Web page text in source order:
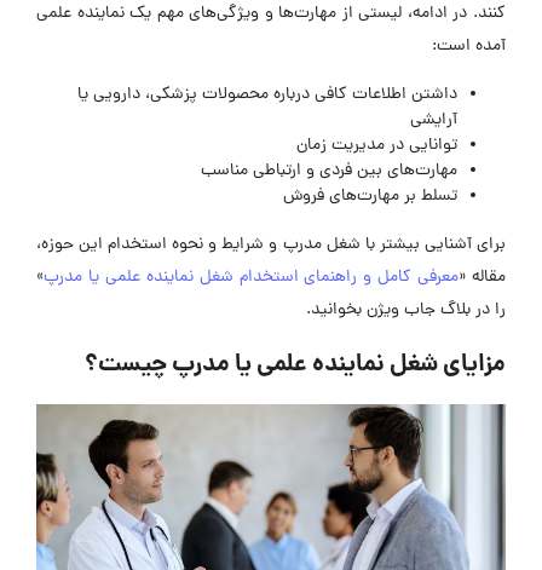
کنند. در ادامه، لیستی از مهارت‌ها و ویژگی‌های مهم یک نماینده علمی
آمده است:
داشتن اطلاعات کافی درباره محصولات پزشکی، دارویی یا
آرایشی
توانایی در مدیریت زمان
مهارت‌های بین فردی و ارتباطی مناسب
تسلط بر مهارت‌های فروش
برای آشنایی بیشتر با شغل مدرپ و شرایط و نحوه استخدام این حوزه،
مقاله «معرفی کامل و راهنمای استخدام شغل نماینده علمی یا مدرپ»
را در بلاگ جاب ویژن بخوانید.
مزایای شغل نماینده علمی یا مدرپ چیست؟